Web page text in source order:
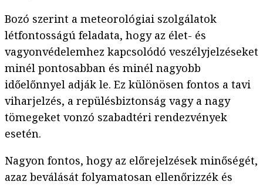
Bozó szerint a meteorológiai szolgálatok
létfontosságú feladata, hogy az élet- és
vagyonvédelemhez kapcsolódó veszélyjelzéseket
minél pontosabban és minél nagyobb
időelőnnyel adják le. Ez különösen fontos a tavi
viharjelzés, a repülésbiztonság vagy a nagy
tömegeket vonzó szabadtéri rendezvények
esetén.
Nagyon fontos, hogy az előrejelzések minőségét,
azaz beválását folyamatosan ellenőrizzék és